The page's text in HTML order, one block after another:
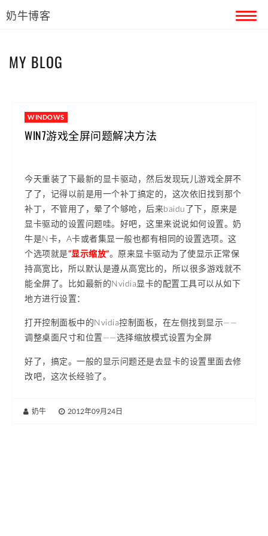
奶牛博客
MY BLOG
WINDOWS
WIN7游戏全屏问题解决方法
今天重装了下最新的显卡驱动，然后发现玩儿游戏全屏不
了了，记得以前是用一个补丁搞定的，这次依旧找到那个
补丁，不管用了，晕了个够呛，后来baidu了下，原来是
显卡驱动的设置问题哇。好吧，这里来说说如何设置。奶
牛是N卡，A卡或者集显一般也都有相同的设置选项。这
个选项就是“显示缩放”。原来显卡驱动为了使显示正常保
持高宽比，所以默认是遵从高宽比的，所以很多游戏就不
能全屏了。比如最新的Nvidia显卡的配置工具可以从如下
地方进行设置：
打开控制面板中的Nvidia控制面板，在左侧找到显示——
调整桌面尺寸和位置——选择缩放模式设置为全屏
好了，搞定。一般的显示问题还是去显卡的设置里面去修
改吧，这次长经验了。
奶牛 2012年09月24日